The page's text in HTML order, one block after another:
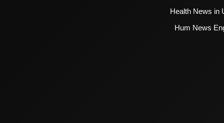
Health News in
Hum News